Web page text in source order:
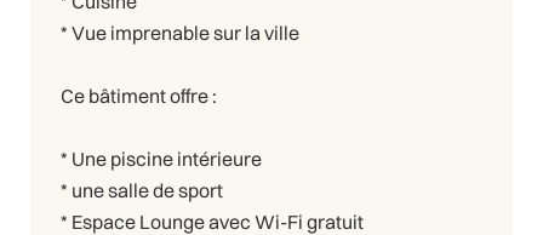
* Vue imprenable sur la ville
Ce bâtiment offre :
* Une piscine intérieure
* une salle de sport
* Espace Lounge avec Wi-Fi gratuit